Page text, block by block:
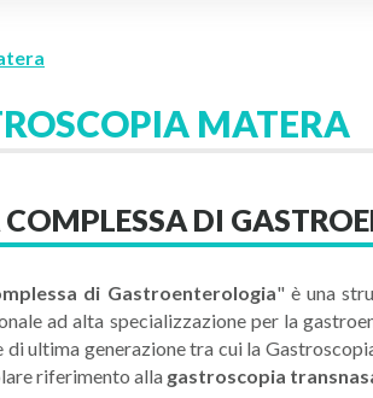
MATERA
DI
di Gastroenterologia" è una
ad alta specializzazione per la
di ultima generazione tra cui la
riferimento alla gastroscopia